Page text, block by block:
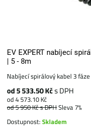
EV EXPERT nabíjecí
| 5 - 8m
Nabíjecí spirálový kabel 3
od 5 533.50 Kčs DPH
od 4 573.10 Kč
od 5 950 Kčs DPHSleva 7%
Dostupnost:Skladem